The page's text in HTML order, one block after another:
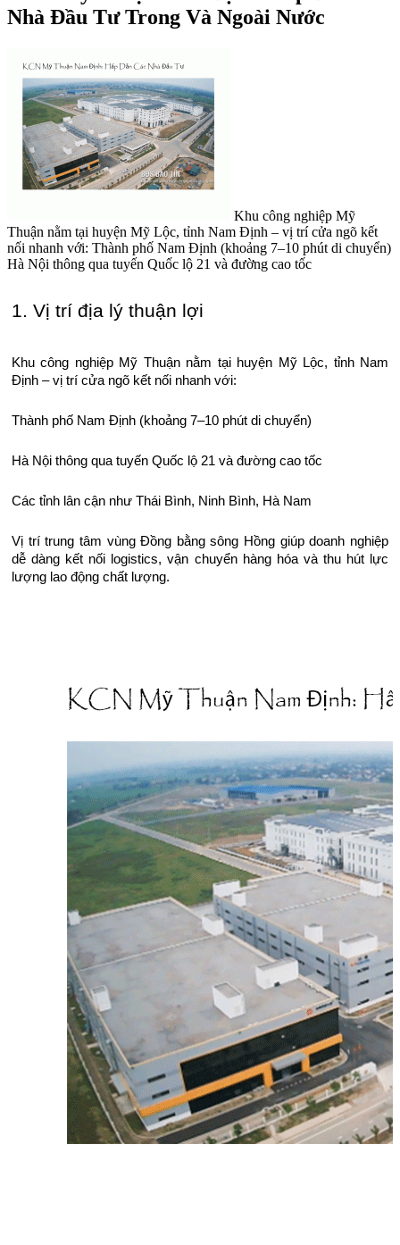
Nhà Đầu Tư Trong Và Ngoài Nước
Khu công nghiệp Mỹ
Thuận nằm tại huyện Mỹ Lộc, tỉnh Nam Định – vị trí cửa ngõ kết
nối nhanh với: Thành phố Nam Định (khoảng 7–10 phút di chuyển)
Hà Nội thông qua tuyến Quốc lộ 21 và đường cao tốc
1. Vị trí địa lý thuận lợi
Khu công nghiệp Mỹ Thuận nằm tại huyện Mỹ Lộc, tỉnh Nam
Định – vị trí cửa ngõ kết nối nhanh với:
Thành phố Nam Định (khoảng 7–10 phút di chuyển)
Hà Nội thông qua tuyến Quốc lộ 21 và đường cao tốc
Các tỉnh lân cận như Thái Bình, Ninh Bình, Hà Nam
Vị trí trung tâm vùng Đồng bằng sông Hồng giúp doanh nghiệp
dễ dàng kết nối logistics, vận chuyển hàng hóa và thu hút lực
lượng lao động chất lượng.